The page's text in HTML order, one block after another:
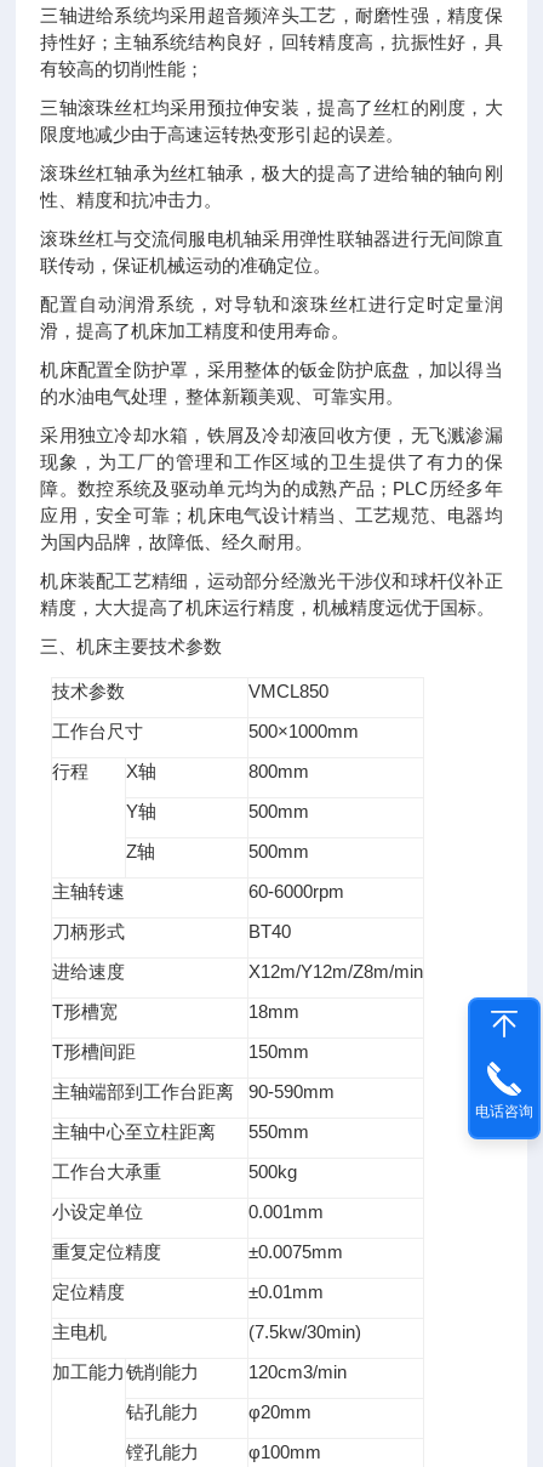
三轴进给系统均采用超音频淬头工艺，耐磨性强，精度保
持性好；主轴系统结构良好，回转精度高，抗振性好，具
有较高的切削性能；
三轴滚珠丝杠均采用预拉伸安装，提高了丝杠的刚度，大
限度地减少由于高速运转热变形引起的误差。
滚珠丝杠轴承为丝杠轴承，极大的提高了进给轴的轴向刚
性、精度和抗冲击力。
滚珠丝杠与交流伺服电机轴采用弹性联轴器进行无间隙直
联传动，保证机械运动的准确定位。
配置自动润滑系统，对导轨和滚珠丝杠进行定时定量润
滑，提高了机床加工精度和使用寿命。
机床配置全防护罩，采用整体的钣金防护底盘，加以得当
的水油电气处理，整体新颖美观、可靠实用。
采用独立冷却水箱，铁屑及冷却液回收方便，无飞溅渗漏
现象，为工厂的管理和工作区域的卫生提供了有力的保
障。数控系统及驱动单元均为的成熟产品； PLC 历经多年
应用，安全可靠；机床电气设计精当、工艺规范、电器均
为国内品牌，故障低、经久耐用。
机床装配工艺精细，运动部分经激光干涉仪和球杆仪补正
精度，大大提高了机床运行精度，机械精度远优于国标。
三、机床主要技术参数
技术参数 VMCL850
工作台尺寸 500×1000mm
行程 X轴
800mm
Y轴
500mm
Z轴 500mm
主轴转速 60-6000rpm
刀柄形式 BT40
进给速度
X12m/Y12m/Z8m/min
T形槽宽
18mm
T形槽间距 150mm
主轴端部到工作台距离 90-590mm
主轴中心至立柱距离 550mm
工作台大承重 500kg
小设定单位 0.001mm
重复定位精度 ±0.0075mm
定位精度 ±0.01mm
主电机 (7.5kw/30min)
加工能力 铣削能力 120cm3/min
钻孔能力 φ20mm
镗孔能力 φ100mm
电话咨询